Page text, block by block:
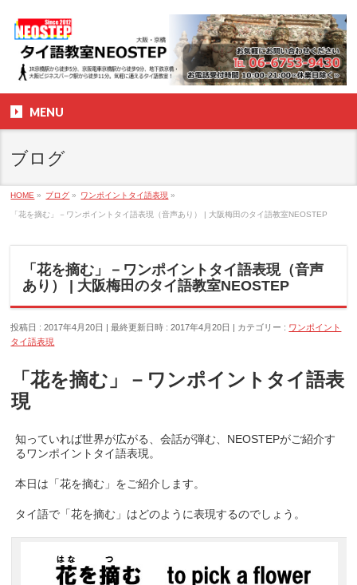
MENU
ブログ
HOME » ブログ » ワンポイントタイ語表現 »
「花を摘む」－ワンポイントタイ語表現（音声あり） | 大阪梅田のタイ語教室NEOSTEP
「花を摘む」－ワンポイントタイ語表現（音声
あり） | 大阪梅田のタイ語教室NEOSTEP
投稿日 : 2017年4月20日 最終更新日時 : 2017年4月20日 カテゴリー : ワンポイント
タイ語表現
「花を摘む」－ワンポイントタイ語表
現
知っていれば世界が広がる、会話が弾む、NEOSTEPがご紹介す
るワンポイントタイ語表現。
本日は「花を摘む」をご紹介します。
タイ語で「花を摘む」はどのように表現するのでしょう。